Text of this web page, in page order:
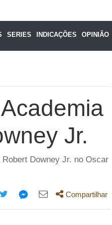
SERIES INDICAÇÕES OPINIÃO
Jr.
Downey Jr. no Oscar
Compartilhe
Compartilhe
Compartilhe
Compartilhar